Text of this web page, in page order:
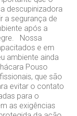
descupinizadora
a segurança de
após a
Nossa
e em
ambiente ainda
Pouso
que são
evitar o contato
para o
as exigências